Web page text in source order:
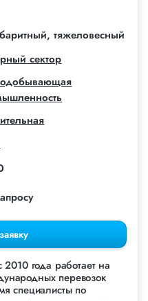
тяжеловесный
сектор
года работает на
перевозок
специалисты по